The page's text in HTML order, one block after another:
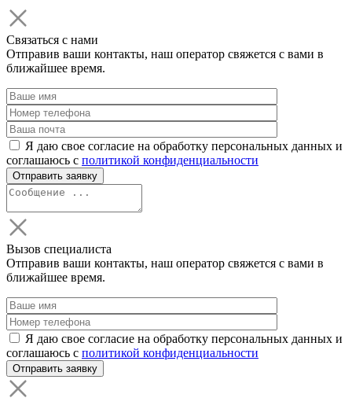
Связаться с нами
Отправив ваши контакты, наш оператор свяжется с вами в
ближайшее время.
Я даю свое согласие на обработку персональных данных и
соглашаюсь с политикой конфиденциальности
Вызов специалиста
Отправив ваши контакты, наш оператор свяжется с вами в
ближайшее время.
Я даю свое согласие на обработку персональных данных и
соглашаюсь с политикой конфиденциальности